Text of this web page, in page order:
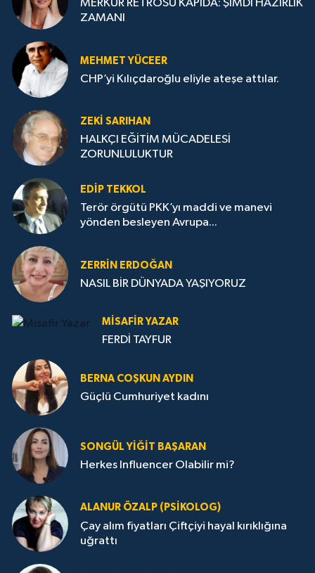
MERKÜR RETROSU KAPIDA: ŞİMDİ HAZIRLIK
ZAMANI
MEHMET YÜCEER
CHP’yi Kılıçdaroğlu eliyle ateşe attılar.
ZEKI SARIHAN
HALKÇI EĞİTİM MÜCADELESİ
ZORUNLULUKTUR
EDIP TEKKOL
Terör örgütü PKK’yı maddi ve manevi
yönden besleyen Avrupa...
ZERRIN ERDOĞAN
NASIL BİR DÜNYADA YAŞIYORUZ
MISAFIR YAZAR
FERDİ TAYFUR
BERNA COŞKUN AYDIN
Güçlü Cumhuriyet kadını
SONGÜL YIĞIT BAŞARAN
Herkes Influencer Olabilir mi?
ALANUR ÖZALP (PSIKOLOG)
Çay alım fiyatları Çiftçiyi hayal kırıklığına
uğrattı